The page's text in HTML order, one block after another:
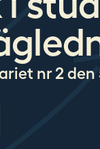
nr 2 den